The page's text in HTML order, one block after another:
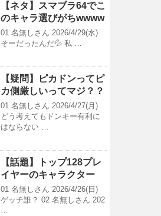
【ネタ】スマブラ64でこ
のキャラ選びがちwwww
01 名無しさん 2026/4/29(水)
そーだったんだ💦 私 …
【疑問】ピカドンってピ
カ側厳しいってマジ？？
01 名無しさん 2026/4/27(月)
どう考えてもドンキー有利に
はならない …
【話題】トップ128プレ
イヤーのキャラクター
01 名無しさん 2026/4/26(日)
ゲッチ誰？ 02 名無しさん 202
…